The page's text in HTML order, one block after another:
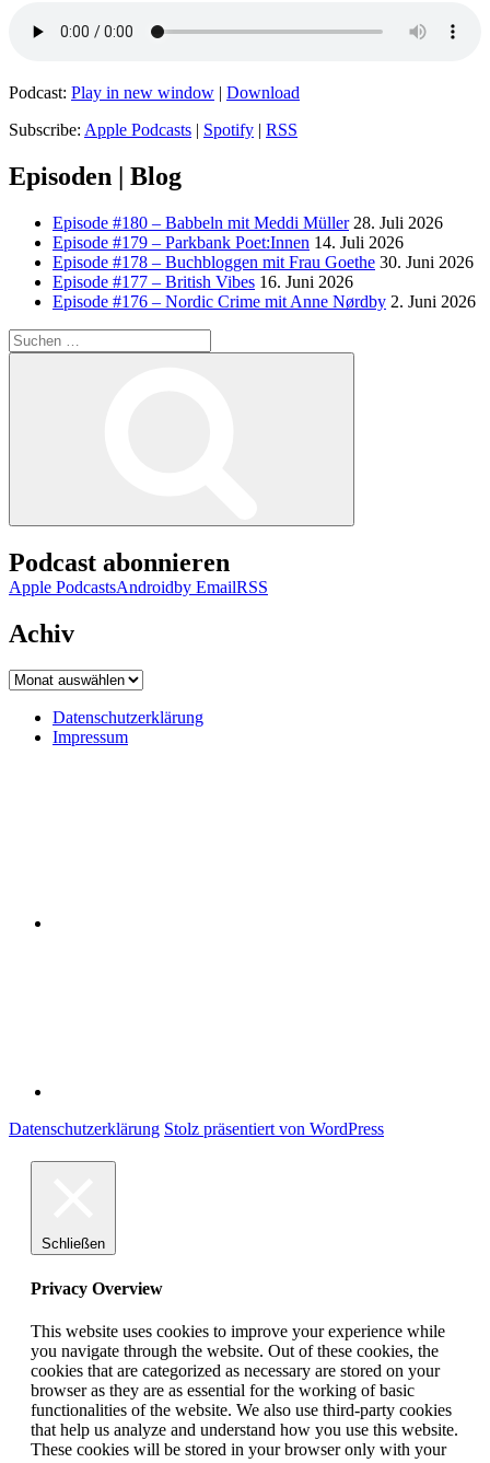
Podcast: Play in new window | Download
Subscribe: Apple Podcasts | Spotify | RSS
Episoden | Blog
Episode #180 – Babbeln mit Meddi Müller 28. Juli 2026
Episode #179 – Parkbank Poet:Innen 14. Juli 2026
Episode #178 – Buchbloggen mit Frau Goethe 30. Juni 2026
Episode #177 – British Vibes 16. Juni 2026
Episode #176 – Nordic Crime mit Anne Nørdby 2. Juni 2026
Suchen
nach:
Podcast abonnieren
Apple PodcastsAndroidby EmailRSS
Achiv
Achiv
Datenschutzerklärung
Impressum
Datenschutzerklärung Stolz präsentiert von WordPress
Schließen
Privacy Overview
This website uses cookies to improve your experience while
you navigate through the website. Out of these cookies, the
cookies that are categorized as necessary are stored on your
browser as they are as essential for the working of basic
functionalities of the website. We also use third-party cookies
that help us analyze and understand how you use this website.
These cookies will be stored in your browser only with your